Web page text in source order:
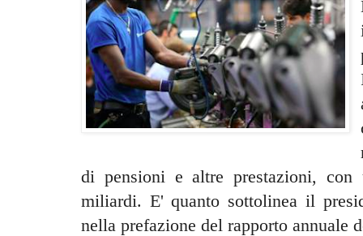
di pensioni e altre prestazioni,
miliardi. E' quanto sottolinea il
nella prefazione del rapporto annuale